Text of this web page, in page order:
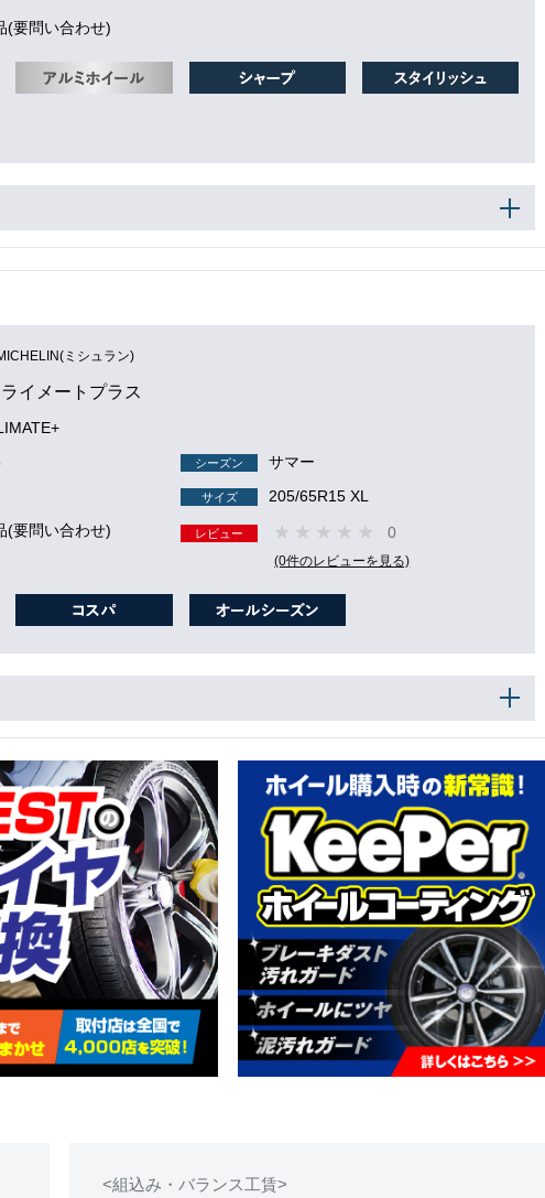
(要問い合わせ)
ミシュラン)
イメートプラス
シーズン サマー
サイズ
205/65R15 XL
(要問い合わせ)
レビュー 0
(0件のレビューを見る)
<組込み・バランス工賃>